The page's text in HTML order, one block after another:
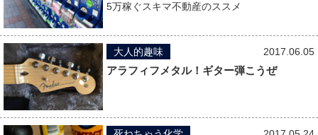
5万稼ぐスキマ不動産のススメ
2017.06.05
大人的趣味
アラフィフメタル！ギター弾こうぜ